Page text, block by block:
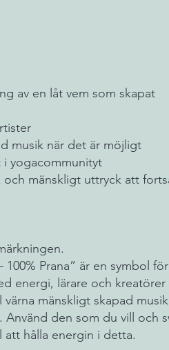
av en låt vem som skapat
musik när det är möjligt
i yogacommunityt
och mänskligt uttryck att
100% Prana” är en symbol för
energi, lärare och kreatörer
mänskligt skapad
Använd den som du vill och
hålla energin i detta.